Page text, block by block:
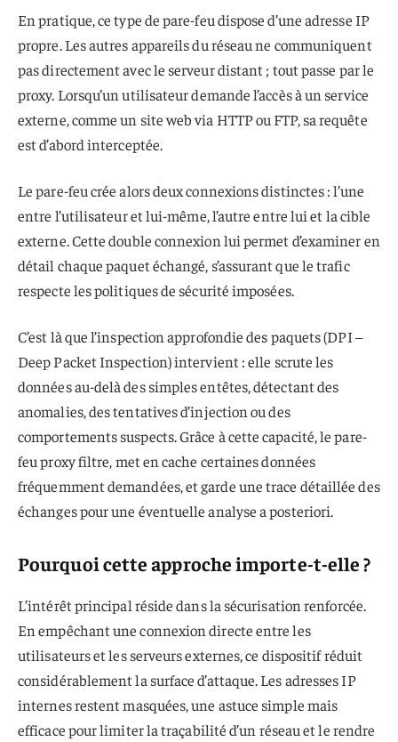
En pratique, ce type de pare-feu dispose d’une adresse IP
propre. Les autres appareils du réseau ne communiquent
pas directement avec le serveur distant ; tout passe par le
proxy. Lorsqu’un utilisateur demande l’accès à un service
externe, comme un site web via HTTP ou FTP, sa requête
est d’abord interceptée.
Le pare-feu crée alors deux connexions distinctes : l’une
entre l’utilisateur et lui-même, l’autre entre lui et la cible
externe. Cette double connexion lui permet d’examiner en
détail chaque paquet échangé, s’assurant que le trafic
respecte les politiques de sécurité imposées.
C’est là que l’inspection approfondie des paquets (DPI –
Deep Packet Inspection) intervient : elle scrute les
données au-delà des simples entêtes, détectant des
anomalies, des tentatives d’injection ou des
comportements suspects. Grâce à cette capacité, le pare-
feu proxy filtre, met en cache certaines données
fréquemment demandées, et garde une trace détaillée des
échanges pour une éventuelle analyse a posteriori.
Pourquoi cette approche importe-t-elle ?
L’intérêt principal réside dans la sécurisation renforcée.
En empêchant une connexion directe entre les
utilisateurs et les serveurs externes, ce dispositif réduit
considérablement la surface d’attaque. Les adresses IP
internes restent masquées, une astuce simple mais
efficace pour limiter la traçabilité d’un réseau et le rendre